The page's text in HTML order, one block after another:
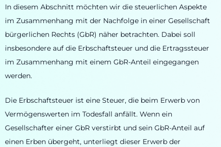
In diesem Abschnitt möchten wir die steuerlichen Aspekte
im Zusammenhang mit der Nachfolge in einer Gesellschaft
bürgerlichen Rechts (GbR) näher betrachten. Dabei soll
insbesondere auf die Erbschaftsteuer und die Ertragssteuer
im Zusammenhang mit einem GbR-Anteil eingegangen
werden.
Die Erbschaftsteuer ist eine Steuer, die beim Erwerb von
Vermögenswerten im Todesfall anfällt. Wenn ein
Gesellschafter einer GbR verstirbt und sein GbR-Anteil auf
einen Erben übergeht, unterliegt dieser Erwerb der